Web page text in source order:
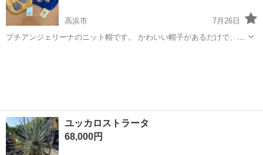
高浜市
7月26日
プチアンジェリーナのニット帽です。 かわいい帽子があるだけで、コ
ユッカロストラータ
68,000円